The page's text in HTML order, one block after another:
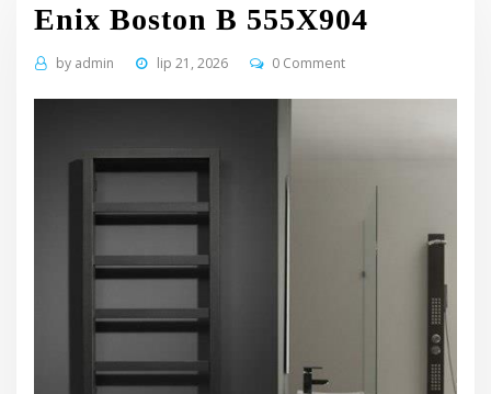
Enix Boston B 555X904
by admin lip 21, 2026 0 Comment